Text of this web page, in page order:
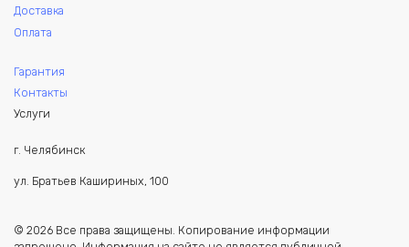
Доставка
Оплата
Гарантия
Контакты
Услуги
г. Челябинск
ул. Братьев Кашириных, 100
© 2026 Все права защищены. Копирование информации